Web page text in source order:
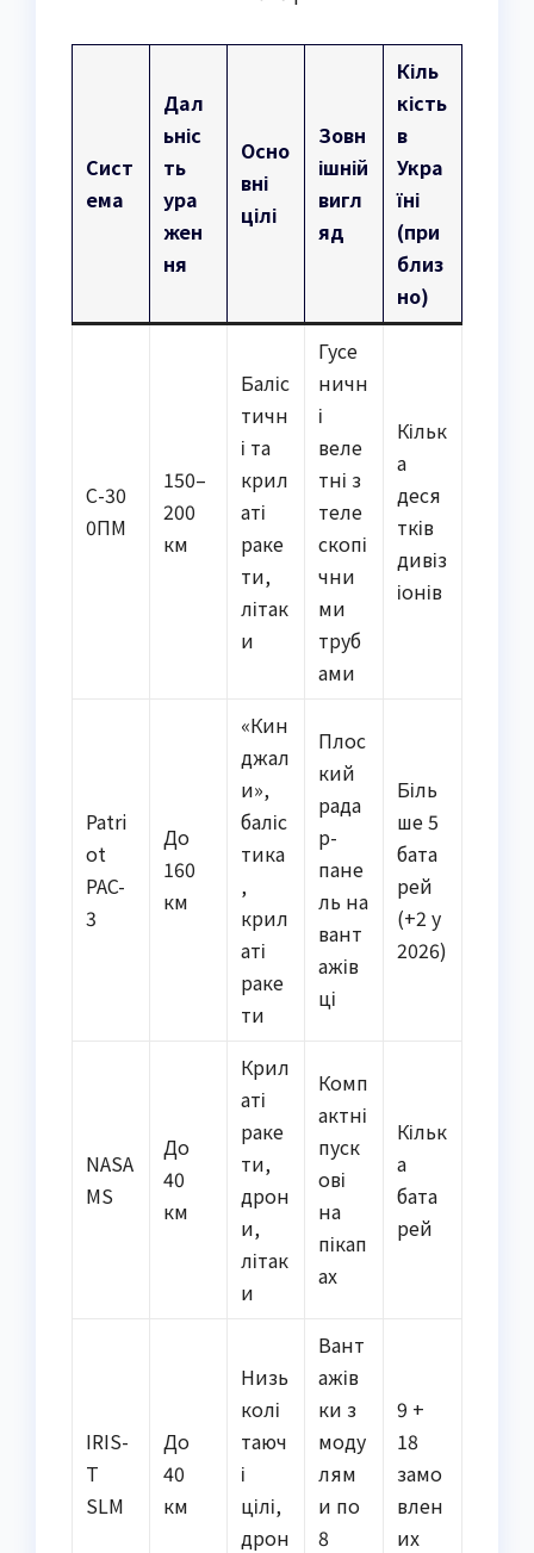
Сист
ема
Дал
ьніс
ть
ура
жен
ня
Осно
вні
цілі
Зовн
ішній
вигл
яд
Кіль
кість
в
Укра
їні
(при
близ
но)
С-30
0ПМ
150–
200
км
Баліс
тичн
і та
крил
аті
раке
ти,
літак
и
Гусе
ничн
і
веле
тні з
теле
скопі
чни
ми
труб
ами
Кільк
а
деся
тків
дивіз
іонів
Patri
ot
PAC-
3
До
160
км
«Кин
джал
и»,
баліс
тика
,
крил
аті
раке
ти
Плос
кий
рада
р-
пане
ль на
вант
ажів
ці
Біль
ше 5
бата
рей
(+2 у
2026)
NASA
MS
До
40
км
Крил
аті
раке
ти,
дрон
и,
літак
и
Комп
актні
пуск
ові
на
пікап
ах
Кільк
а
бата
рей
IRIS-
T
SLM
До
40
км
Низь
колі
таюч
і
цілі,
дрон
Вант
ажів
ки з
моду
лям
и по
8
9 +
18
замо
влен
их